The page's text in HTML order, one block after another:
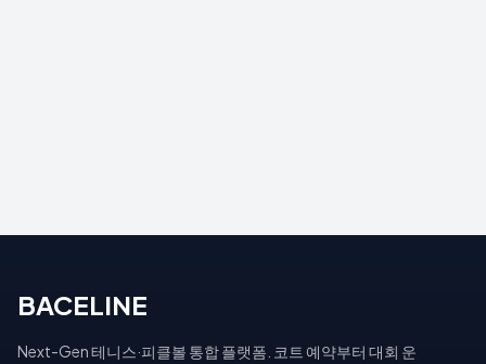
BACELINE
Next-Gen 테니스·피클볼 통합 플랫폼. 코트 예약부터 대회 운